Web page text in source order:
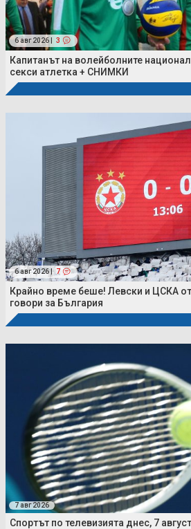
6 авг 2026 | 3
Капитанът на волейболните
секси атлетка + СНИМКИ
6 авг 2026 | 7
Крайно време беше! Левски и ЦСКА
говори за България
7 авг 2026
Спортът по телевизията днес, 7 август